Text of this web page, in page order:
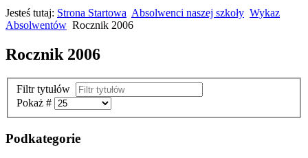
Jesteś tutaj: Strona Startowa Absolwenci naszej szkoły Wykaz
Absolwentów Rocznik 2006
Rocznik 2006
Filtr tytułów
Pokaż #
Podkategorie